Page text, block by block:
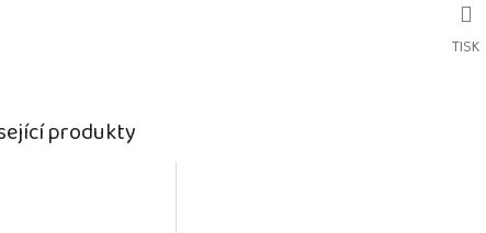
TISK
produkty